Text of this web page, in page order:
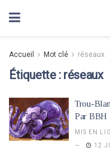
Accueil Mot clé réseaux
Étiquette : réseaux
Trou-
Par BBH
MIS EN
12